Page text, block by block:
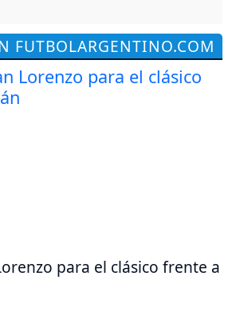
FUTBOLARGENTINO.COM
para el clásico frente a